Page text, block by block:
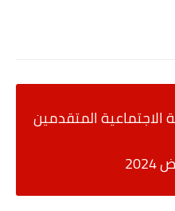
الاجتماعية المتقدمين